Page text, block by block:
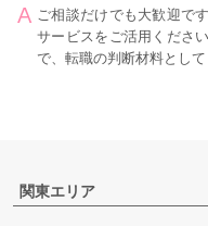
ご相談だけでも大歓迎で
サービスをご活用くださ
で、転職の判断材料として
関東エリア